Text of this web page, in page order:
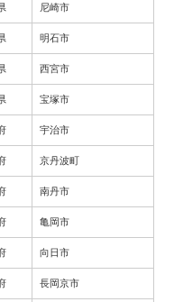
尼崎市
明石市
西宮市
宝塚市
宇治市
京丹波町
南丹市
亀岡市
向日市
長岡京市